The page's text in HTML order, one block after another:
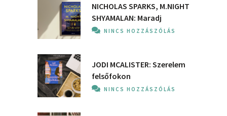
NICHOLAS SPARKS, M.NIGHT
SHYAMALAN: Maradj
NINCS HOZZÁSZÓLÁS
JODI MCALISTER: Szerelem
felsőfokon
NINCS HOZZÁSZÓLÁS